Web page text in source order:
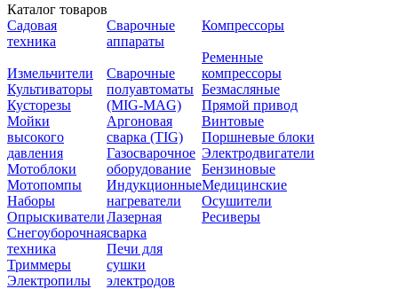
Каталог товаров
Садовая
техника
Измельчители
Культиваторы
Кусторезы
Мойки
высокого
давления
Мотоблоки
Мотопомпы
Наборы
Опрыскиватели
Снегоуборочная
техника
Триммеры
Электропилы
Сварочные
аппараты
Сварочные
полуавтоматы
(MIG-MAG)
Аргоновая
сварка (TIG)
Газосварочное
оборудование
Индукционные
нагреватели
Лазерная
сварка
Печи для
сушки
электродов
Компрессоры
Ременные
компрессоры
Безмасляные
Прямой привод
Винтовые
Поршневые блоки
Электродвигатели
Бензиновые
Медицинские
Осушители
Ресиверы